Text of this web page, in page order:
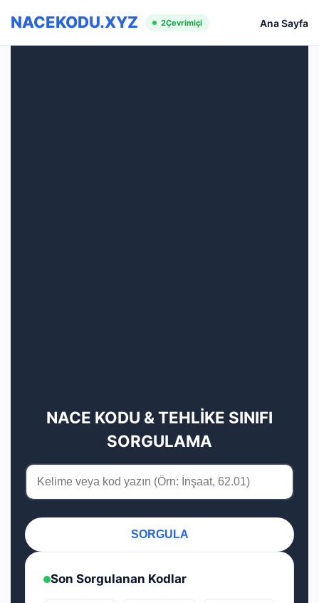
NACEKODU.XYZ 2Çevrimiçi Ana Sayfa
NACE KODU & TEHLİKE SINIFI
SORGULAMA
SORGULA
Son Sorgulanan Kodlar